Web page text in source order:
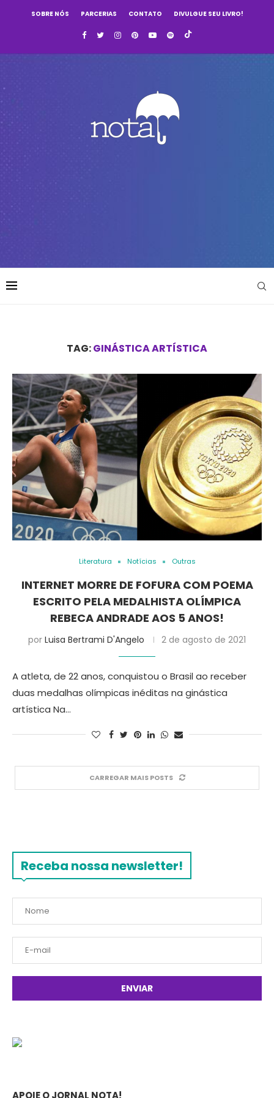
SOBRE NÓS PARCERIAS CONTATO DIVULGUE SEU LIVRO!
TAG:GINÁSTICA ARTÍSTICA
Literatura Notícias Outras
INTERNET MORRE DE FOFURA COM POEMA
ESCRITO PELA MEDALHISTA OLÍMPICA
REBECA ANDRADE AOS 5 ANOS!
por Luisa Bertrami D'Angelo 2 de agosto de 2021
A atleta, de 22 anos, conquistou o Brasil ao receber
duas medalhas olímpicas inéditas na ginástica
artística Na…
CARREGAR MAIS POSTS
Receba nossa newsletter!
APOIE O JORNAL NOTA!